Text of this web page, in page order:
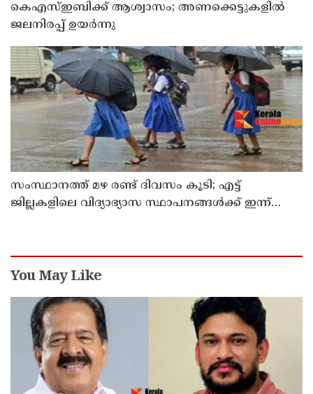
കെഎസ്ഇബിക്ക് ആശ്വാസം; അണക്കെട്ടുകളില്‍
ജലനിരപ്പ് ഉയര്‍ന്നു
സംസ്ഥാനത്ത് മഴ രണ്ട് ദിവസം കൂടി; എട്ട്
ജില്ലകളിലെ വിദ്യാഭ്യാസ സ്ഥാപനങ്ങള്‍ക്ക് ഇന്ന്
You May Like